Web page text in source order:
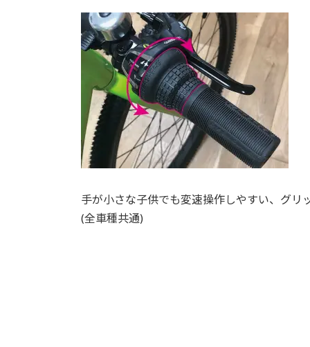
手が小さな子供でも変速操作しやすい、グリ
(全車種共通)